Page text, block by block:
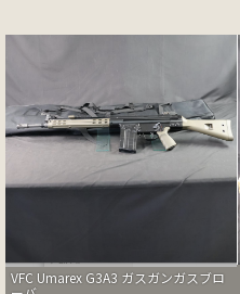
VFC Umarex G3A3 ガスガンガスブロ